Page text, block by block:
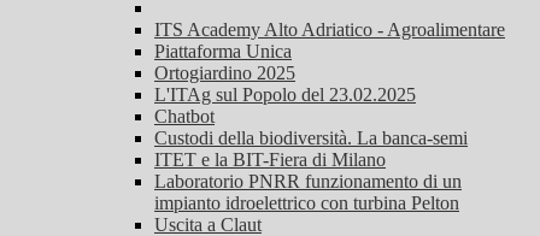
ITS Academy Alto Adriatico - Agroalimentare
Piattaforma Unica
Ortogiardino 2025
L'ITAg sul Popolo del 23.02.2025
Chatbot
Custodi della biodiversità. La banca-semi
ITET e la BIT-Fiera di Milano
Laboratorio PNRR funzionamento di un
impianto idroelettrico con turbina Pelton
Uscita a Claut